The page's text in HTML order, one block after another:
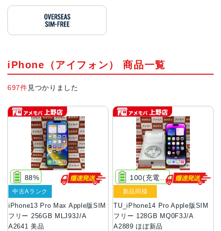
iPhone（アイフォン） 商品一覧
697件 見つかりました
iPhone13 Pro Max Apple版SIM
フリー 256GB MLJ93J/A
A2641 美品
88%
中古Aランク
TU_iPhone14 Pro Apple版SIM
フリー 128GB MQ0F3J/A
A2889 ほぼ新品
100(充電29回)
新品同様